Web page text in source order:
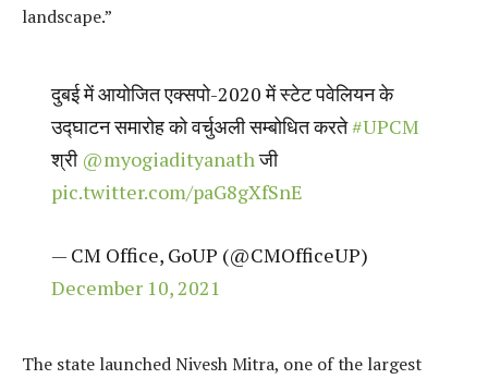
landscape.”
दुबई में आयोजित एक्सपो-2020 में स्टेट पवेलियन के
उद्घाटन समारोह को वर्चुअली सम्बोधित करते#UPCM
श्री @myogiadityanathजी
pic.twitter.com/paG8gXfSnE
— CM Office, GoUP (@CMOfficeUP)
December 10, 2021
The state launched Nivesh Mitra, one of the largest